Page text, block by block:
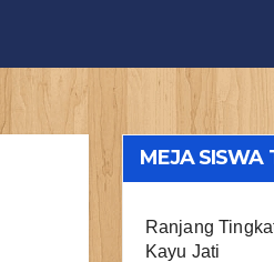
MEJA SISWA
Ranjang
Kayu Jati